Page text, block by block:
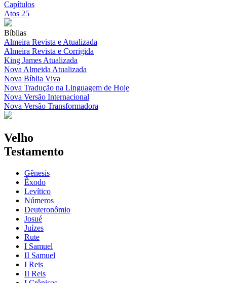
Capítulos
Atos 25
Bíblias
Almeira Revista e Atualizada
Almeira Revista e Corrigida
King James Atualizada
Nova Almeida Atualizada
Nova Bíblia Viva
Nova Tradução na Linguagem de Hoje
Nova Versão Internacional
Nova Versão Transformadora
Velho
Testamento
Gênesis
Êxodo
Levítico
Números
Deuteronômio
Josué
Juízes
Rute
I Samuel
II Samuel
I Reis
II Reis